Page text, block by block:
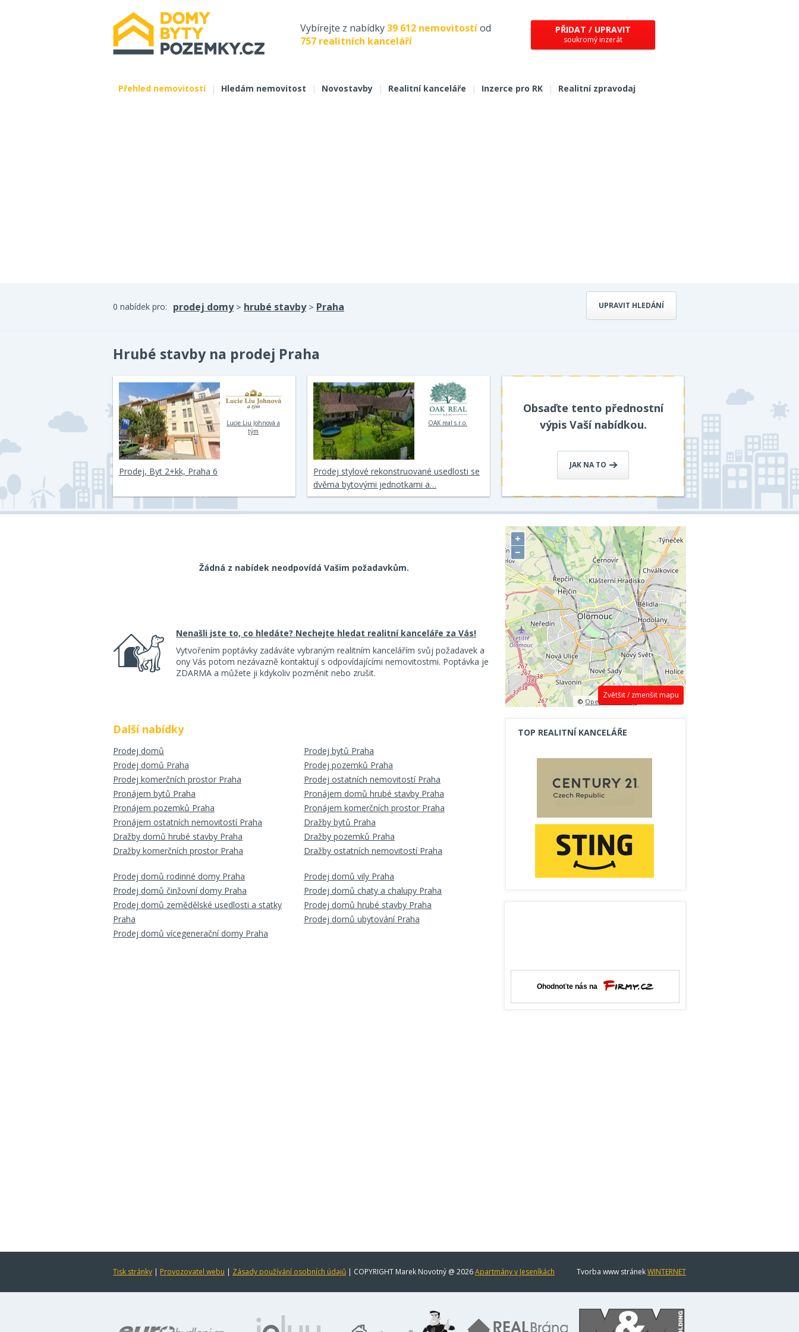
Vybírejte z nabídky39 612 nemovitostíod
757 realitních kanceláří
PŘIDAT / UPRAVIT
soukromý inzerát
Přehled nemovitostí | Hledám nemovitost | Novostavby | Realitní kanceláře | Inzerce pro RK | Realitní zpravodaj
UPRAVIT HLEDÁNÍ
0 nabídek pro: prodej domy> hrubé stavby> Praha
Hrubé stavby na prodej Praha
Lucie Liu Johnová a
tým
Prodej, Byt 2+kk, Praha 6
OAK real s.r.o.
Prodej stylové rekonstruované usedlosti se
dvěma bytovými jednotkami a…
Obsaďte tento přednostní
výpis Vaší nabídkou.
JAK NA TO
Žádná z nabídek neodpovídá Vašim požadavkům.
Nenašli jste to, co hledáte? Nechejte hledat realitní kanceláře za Vás!
Vytvořením poptávky zadáváte vybraným realitním kancelářím svůj požadavek a
ony Vás potom nezávazně kontaktují s odpovídajícími nemovitostmi. Poptávka je
ZDARMA a můžete ji kdykoliv pozměnit nebo zrušit.
Další nabídky
Prodej domů
Prodej bytů Praha
Prodej domů Praha
Prodej pozemků Praha
Prodej komerčních prostor Praha
Prodej ostatních nemovitostí Praha
Pronájem bytů Praha
Pronájem domů hrubé stavby Praha
Pronájem pozemků Praha
Pronájem komerčních prostor Praha
Pronájem ostatních nemovitostí Praha
Dražby bytů Praha
Dražby domů hrubé stavby Praha
Dražby pozemků Praha
Dražby komerčních prostor Praha
Dražby ostatních nemovitostí Praha
Prodej domů rodinné domy Praha
Prodej domů vily Praha
Prodej domů činžovní domy Praha
Prodej domů chaty a chalupy Praha
Prodej domů zemědělské usedlosti a statky
Praha
Prodej domů hrubé stavby Praha
Prodej domů ubytování Praha
Prodej domů vícegenerační domy Praha
Zvětšit / zmenšit mapu
+
−
©OpenStreetMap contributors.
TOP REALITNÍ KANCELÁŘE
Tisk stránky | Provozovatel webu | Zásady používání osobních údajů | COPYRIGHT Marek Novotný @ 2026Apartmány v Jeseníkách Tvorba www stránekWINTERNET